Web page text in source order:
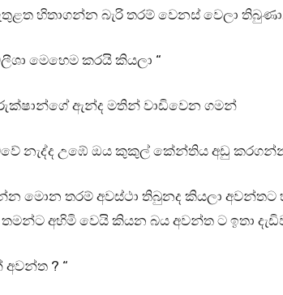
හිතාගන්න බැරි තරම් වෙනස් වෙලා
මෙහෙම කරයි කියලා “
ඇන්ද මතින් වාඩිවෙන ගමන්
නැද්ද උඹේ ඔය කුකුල් කේන්තිය අඩු
මොන තරම් අවස්ථා තිබුනද කියලා අවන්තට
තමන්ට අහිමි වෙයි කියන බය අවන්ත ට ඉතා
? “